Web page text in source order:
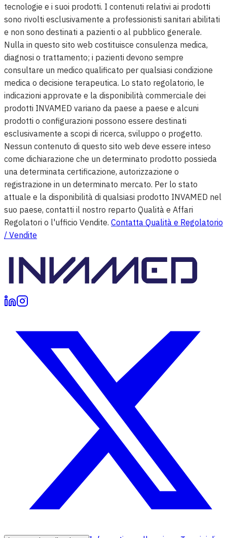
tecnologie e i suoi prodotti. I contenuti relativi ai prodotti
sono rivolti esclusivamente a professionisti sanitari abilitati
e non sono destinati a pazienti o al pubblico generale.
Nulla in questo sito web costituisce consulenza medica,
diagnosi o trattamento; i pazienti devono sempre
consultare un medico qualificato per qualsiasi condizione
medica o decisione terapeutica. Lo stato regolatorio, le
indicazioni approvate e la disponibilità commerciale dei
prodotti INVAMED variano da paese a paese e alcuni
prodotti o configurazioni possono essere destinati
esclusivamente a scopi di ricerca, sviluppo o progetto.
Nessun contenuto di questo sito web deve essere inteso
come dichiarazione che un determinato prodotto possieda
una determinata certificazione, autorizzazione o
registrazione in un determinato mercato. Per lo stato
attuale e la disponibilità di qualsiasi prodotto INVAMED nel
suo paese, contatti il nostro reparto Qualità e Affari
Regolatori o l'ufficio Vendite. Contatta Qualità e Regolatorio
/ Vendite